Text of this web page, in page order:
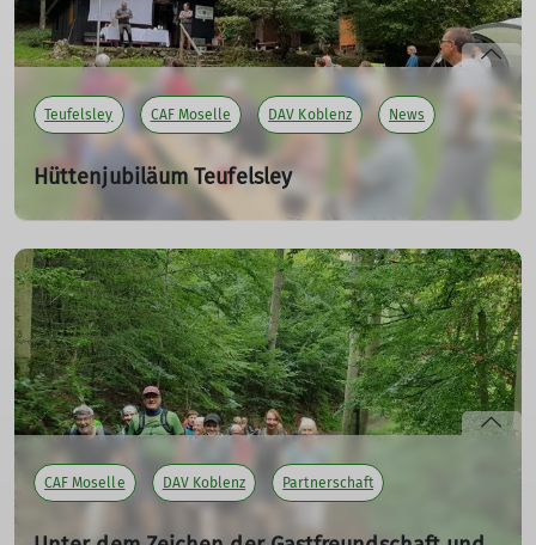
mehr erfahren
Teufelsley CAF Moselle DAV Koblenz News
Hüttenjubiläum Teufelsley
Am 16. September feierte unsere Sektion -
coronabedingt mit zwei Jahren Verspätung - das 60-
jährige Bestehen der geliebten Selbstversorger-Hütte
Teufelsley in der Eifel bei Dümpelfeld.
mehr erfahren
CAF Moselle DAV Koblenz Partnerschaft